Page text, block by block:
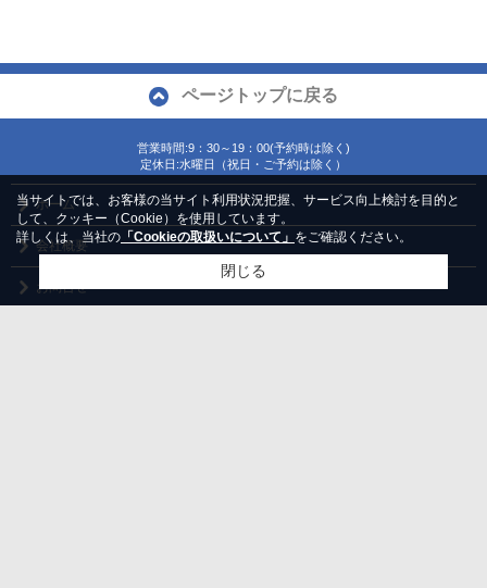
ページトップに戻る
営業時間:9：30～19：00(予約時は除く)
定休日:水曜日（祝日・ご予約は除く）
ホーム
会社概要
お問合せ
当サイトでは、お客様の当サイト利用状況把握、サービス向上検討を目的と
して、クッキー（Cookie）を使用しています。
詳しくは、当社の 「Cookieの取扱いについて」 をご確認ください。
閉じる